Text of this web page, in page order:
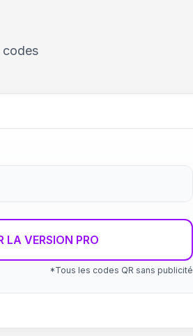
codes
LA VERSION PRO
*Tous les codes QR sans publicité